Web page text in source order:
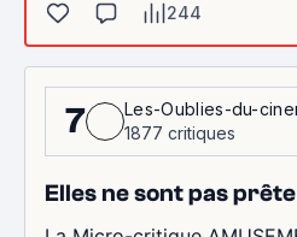
244
7
Les-Oublies-du-
1877 critiques
Elles ne sont pas